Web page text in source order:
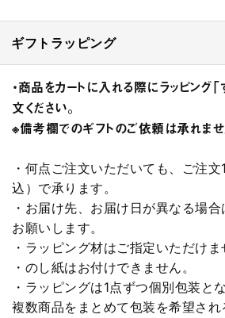
ギフトラッピング
・商品をカートに入れる際にラッピング
文ください。
※備考欄でのギフトのご依頼は承れませ
・何点ご注文いただいても、ご注
込）で承ります。
・お届け先、お届け日が異なる場
お願いします。
・ラッピング材はご指定いただけま
・のし紙はお付けできません。
・ラッピングは1点ずつ個別包装と
複数商品をまとめて包装を希望さ